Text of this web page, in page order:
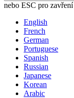
nebo ESC pro zavření
English
French
German
Portuguese
Spanish
Russian
Japanese
Korean
Arabic